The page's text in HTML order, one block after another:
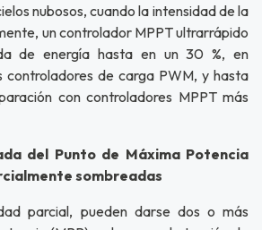
nubosos, cuando la intensidad de la
un controlador MPPT ultrarrápido
de energía hasta en un 30 %, en
controladores de carga PWM, y hasta
con controladores MPPT más
del Punto de Máxima Potencia
sombreadas
parcial, pueden darse dos o más